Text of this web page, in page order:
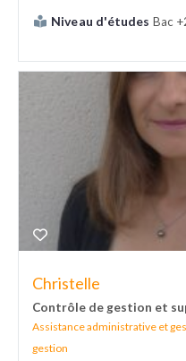
Niveau d'études Bac
Christelle
Contrôle de gestion et
Assistance administrative et
gestion